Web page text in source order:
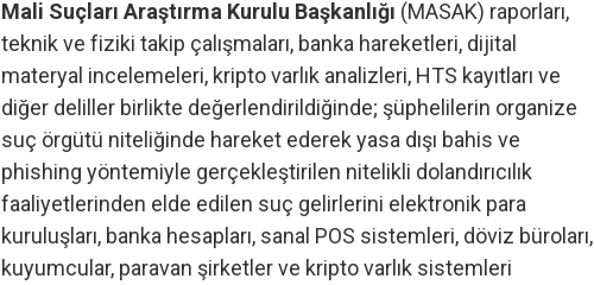
Mali Suçları Araştırma Kurulu Başkanlığı (MASAK) raporları,
teknik ve fiziki takip çalışmaları, banka hareketleri, dijital
materyal incelemeleri, kripto varlık analizleri, HTS kayıtları ve
diğer deliller birlikte değerlendirildiğinde; şüphelilerin organize
suç örgütü niteliğinde hareket ederek yasa dışı bahis ve
phishing yöntemiyle gerçekleştirilen nitelikli dolandırıcılık
faaliyetlerinden elde edilen suç gelirlerini elektronik para
kuruluşları, banka hesapları, sanal POS sistemleri, döviz büroları,
kuyumcular, paravan şirketler ve kripto varlık sistemleri